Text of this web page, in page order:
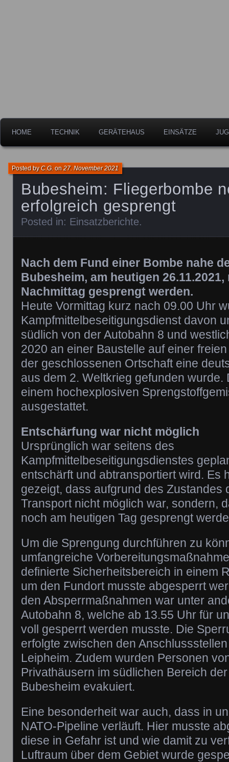
HOME TECHNIK GERÄTEHAUS EINSÄTZE
Bubesheim: Fliegerbombe
erfolgreich gesprengt
Posted byC.G. on27. November 2021
Posted in: Einsatzberichte.
Nach dem Fund einer Bombe nahe
Bubesheim, am heutigen
Nachmittag gesprengt werden.
Heute Vormittag kurz nach 09.00 Uhr
Kampfmittelbeseitigungsdienst davon
südlich von der Autobahn 8 und
2020 an einer Baustelle auf einer
der geschlossenen Ortschaft eine
aus dem 2. Weltkrieg gefunden wurde.
einem hochexplosiven
ausgestattet.
Entschärfung war nicht möglich
Ursprünglich war seitens des
Kampfmittelbeseitigungsdienstes
entschärft und abtransportiert wird. Es
gezeigt, dass aufgrund des Zustandes
Transport nicht möglich war, sondern,
noch am heutigen Tag gesprengt
Um die Sprengung durchführen zu
umfangreiche
definierte Sicherheitsbereich in einem
um den Fundort musste abgesperrt
den Absperrmaßnahmen war unter
Autobahn 8, welche ab 13.55 Uhr für
voll gesperrt werden musste. Die
erfolgte zwischen den
Leipheim. Zudem wurden Personen
Privathäusern im südlichen Bereich
Bubesheim evakuiert.
Eine besonderheit war auch, dass in
NATO-Pipeline verläuft. Hier musste
diese in Gefahr ist und wie damit zu
Luftraum über dem Gebiet wurde